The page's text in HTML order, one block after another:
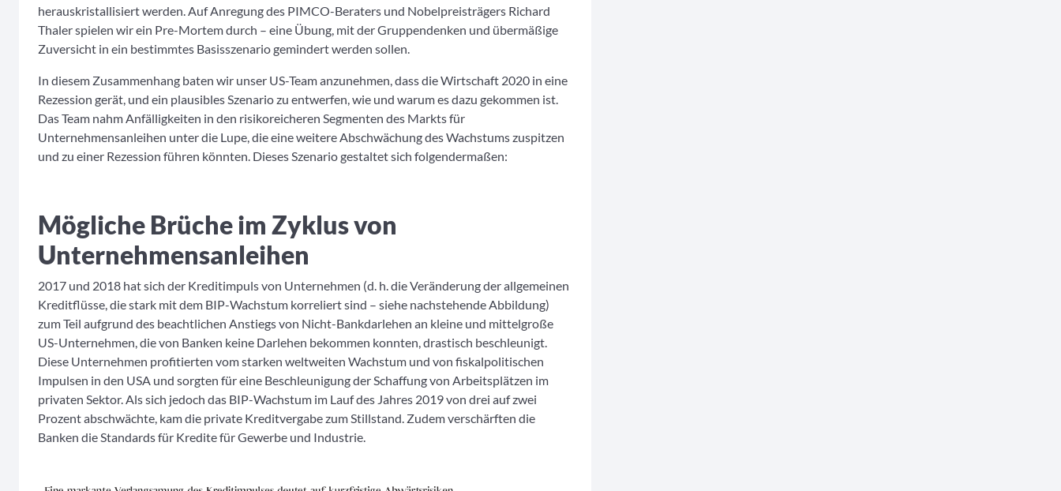
herauskristallisiert werden. Auf Anregung des PIMCO-Beraters und Nobelpreisträgers Richard
Thaler spielen wir ein Pre-Mortem durch – eine Übung, mit der Gruppendenken und übermäßige
Zuversicht in ein bestimmtes Basisszenario gemindert werden sollen.
In diesem Zusammenhang baten wir unser US-Team anzunehmen, dass die Wirtschaft 2020 in eine
Rezession gerät, und ein plausibles Szenario zu entwerfen, wie und warum es dazu gekommen ist.
Das Team nahm Anfälligkeiten in den risikoreicheren Segmenten des Markts für
Unternehmensanleihen unter die Lupe, die eine weitere Abschwächung des Wachstums zuspitzen
und zu einer Rezession führen könnten. Dieses Szenario gestaltet sich folgendermaßen:
Mögliche Brüche im Zyklus von
Unternehmensanleihen
2017 und 2018 hat sich der Kreditimpuls von Unternehmen (d. h. die Veränderung der allgemeinen
Kreditflüsse, die stark mit dem BIP-Wachstum korreliert sind – siehe nachstehende Abbildung)
zum Teil aufgrund des beachtlichen Anstiegs von Nicht-Bankdarlehen an kleine und mittelgroße
US-Unternehmen, die von Banken keine Darlehen bekommen konnten, drastisch beschleunigt.
Diese Unternehmen profitierten vom starken weltweiten Wachstum und von fiskalpolitischen
Impulsen in den USA und sorgten für eine Beschleunigung der Schaffung von Arbeitsplätzen im
privaten Sektor. Als sich jedoch das BIP-Wachstum im Lauf des Jahres 2019 von drei auf zwei
Prozent abschwächte, kam die private Kreditvergabe zum Stillstand. Zudem verschärften die
Banken die Standards für Kredite für Gewerbe und Industrie.